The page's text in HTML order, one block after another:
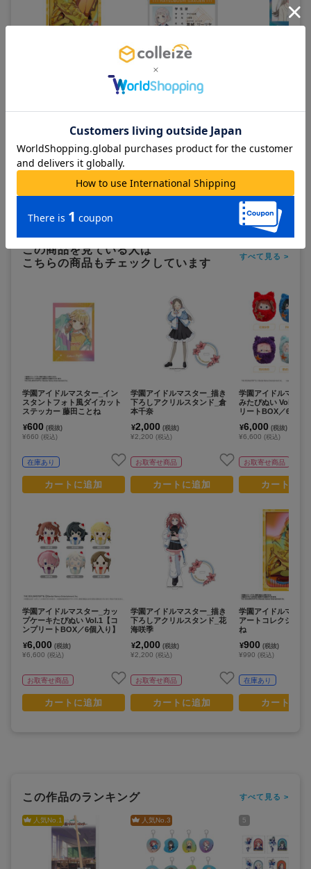
学園アイドルマスター_Illusta
カートに追加
学園アイドルマスター_学生
証風アクリルキーホルダー 葛
城リーリヤ
在庫あり
カートに追加 カートに
この商品を見ている人は
こちらの商品もチェックしています
すべて見る >
学園アイドルマスター_イン
スタントフォト風ダイカット
ステッカー 藤田ことね
¥600 (税抜)
¥660 (税込)
在庫あり
カートに追加
学園アイドルマスター_カッ
プケーキたぴぬい Vol.1【コ
ンプリートBOX／6個入り】
¥6,000 (税抜)
¥6,600 (税込)
お取寄せ商品
カートに追加
学園アイドルマスター_描き
下ろしアクリルスタンド_倉
本千奈
¥2,000 (税抜)
¥2,200 (税込)
お取寄せ商品
カートに追加
学園アイドルマスター_描き
下ろしアクリルスタンド_花
海咲季
¥2,000 (税抜)
¥2,200 (税込)
お取寄せ商品
カートに追加
学園アイドルマスタ
みたぴぬい Vol.1
リートBOX／6個入
¥6,000 (税抜)
¥6,600 (税込)
お取寄せ商品
カートに
学園アイドルマスタ
アートコレクション
ね
¥900 (税抜)
¥990 (税込)
在庫あり
カートに
この作品のランキング すべて見る >
人気No.1 人気No.3 5